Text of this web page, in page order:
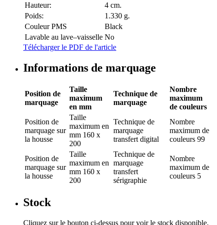
Hauteur:
4 cm.
Poids:
1.330 g.
Couleur PMS
Black
Lavable au lave–vaisselle No
Télécharger le PDF de l'article
Informations de marquage
Position de
marquage
Taille
maximum
en mm
Technique de
marquage
Nombre
maximum
de couleurs
Position de
marquage sur
la housse
Taille
maximum en
mm 160 x
200
Technique de
marquage
transfert digital
Nombre
maximum de
couleurs 99
Position de
marquage sur
la housse
Taille
maximum en
mm 160 x
200
Technique de
marquage
transfert
sérigraphie
Nombre
maximum de
couleurs 5
Stock
Cliquez sur le bouton ci-dessus pour voir le stock disponible.